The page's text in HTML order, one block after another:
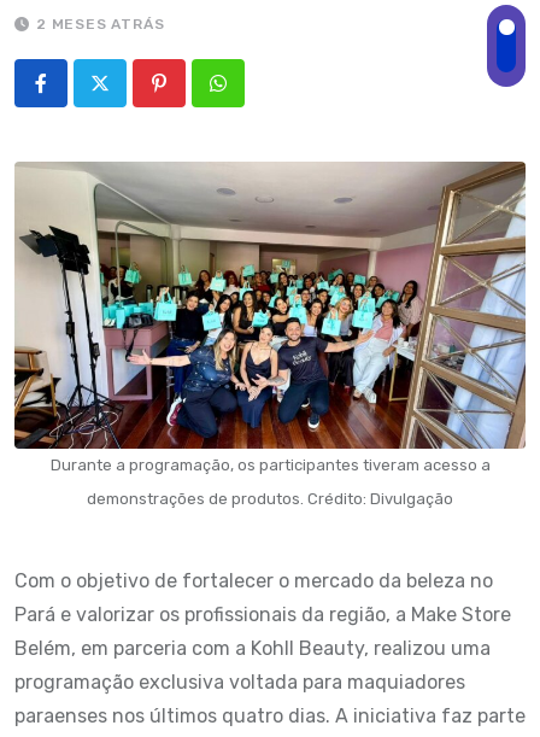
2 MESES ATRÁS
PinterestWhatsapp
Durante a programação, os participantes tiveram acesso a
demonstrações de produtos. Crédito: Divulgação
Com o objetivo de fortalecer o mercado da beleza no
Pará e valorizar os profissionais da região, a Make Store
Belém, em parceria com a Kohll Beauty, realizou uma
programação exclusiva voltada para maquiadores
paraenses nos últimos quatro dias. A iniciativa faz parte